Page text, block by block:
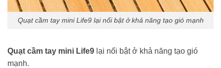
Quạt cầm tay mini Life9 lại nổi bật ở khả năng tạo gió mạnh
Quạt cầm tay mini Life9 lại nổi bật ở khả năng tạo gió
mạnh.